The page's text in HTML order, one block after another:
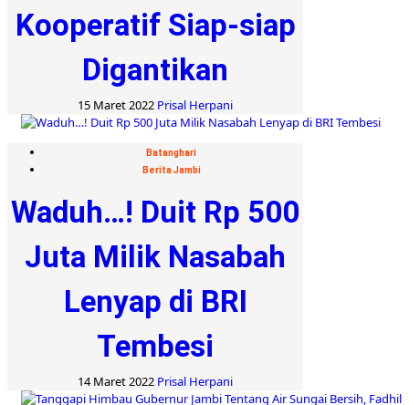
Kooperatif Siap-siap
Digantikan
15 Maret 2022 Prisal Herpani
Batanghari
Berita Jambi
Waduh…! Duit Rp 500
Juta Milik Nasabah
Lenyap di BRI
Tembesi
14 Maret 2022 Prisal Herpani